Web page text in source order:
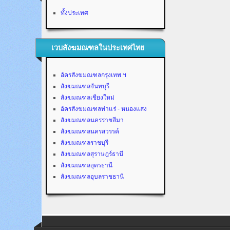
ทั้งประเทศ
เวบสังฆมณฑลในประเทศไทย
อัครสังฆมณฑลกรุงเทพ ฯ
สังฆมณฑลจันทบุรี
สังฆมณฑลเชียงใหม่
อัครสังฆมณฑลท่าแร่ - หนองแสง
สังฆมณฑลนครราชสีมา
สังฆมณฑลนครสวรรค์
สังฆมณฑลราชบุรี
สังฆมณฑลสุราษฎร์ธานี
สังฆมณฑลอุดรธานี
สังฆมณฑลอุบลราชธานี